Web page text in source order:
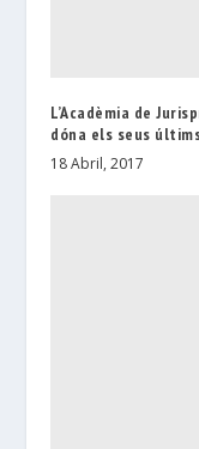
L’Acadèmia de
dóna els seus
18 Abril, 2017